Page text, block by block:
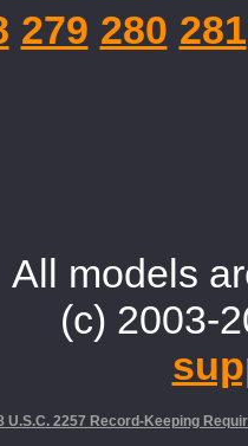
279 280 281
All models
(c) 2003-
U.S.C. 2257 Record-Keeping